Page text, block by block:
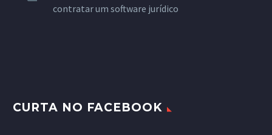
contratar um software jurídico
CURTA NO FACEBOOK